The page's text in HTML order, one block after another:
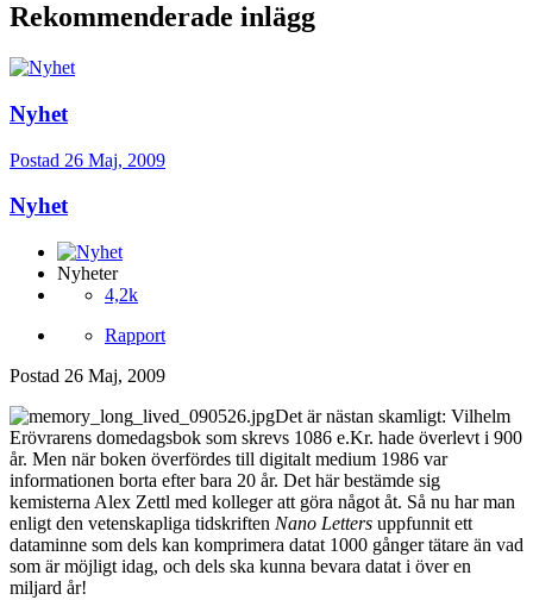
Rekommenderade inlägg
Nyhet
Postad 26 Maj, 2009
Nyhet
Nyheter
4,2k
Rapport
Postad 26 Maj, 2009
Det är nästan skamligt: Vilhelm
Erövrarens domedagsbok som skrevs 1086 e.Kr. hade överlevt i 900
år. Men när boken överfördes till digitalt medium 1986 var
informationen borta efter bara 20 år. Det här bestämde sig
kemisterna Alex Zettl med kolleger att göra något åt. Så nu har man
enligt den vetenskapliga tidskriften Nano Letters uppfunnit ett
dataminne som dels kan komprimera datat 1000 gånger tätare än vad
som är möjligt idag, och dels ska kunna bevara datat i över en
miljard år!